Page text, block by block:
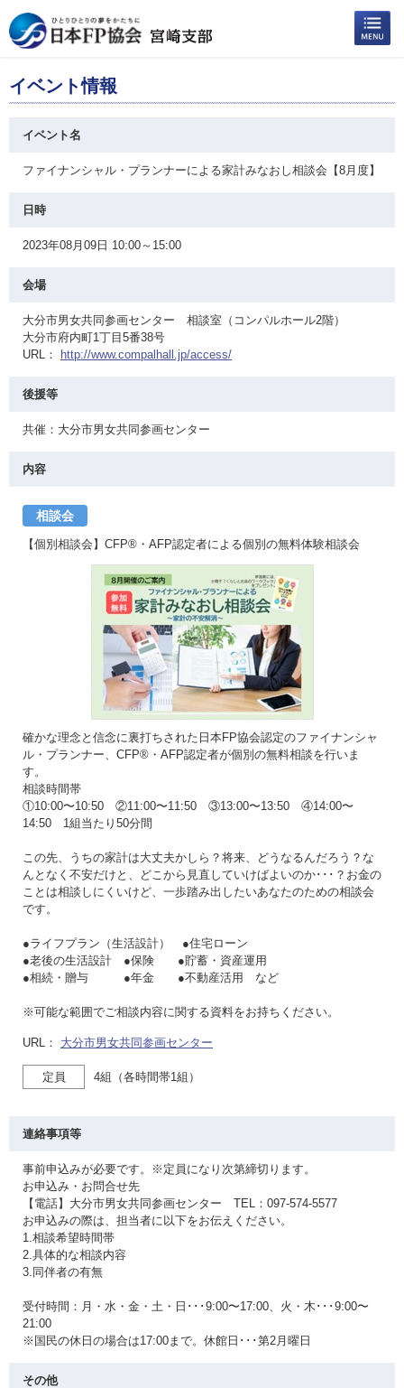
イベント情報
イベント名
ファイナンシャル・プランナーによる家計みなおし相談会【8月度】
日時
2023年08月09日 10:00～15:00
会場
大分市男女共同参画センター 相談室（コンパルホール2階）
大分市府内町1丁目5番38号
URL：
http://www.compalhall.jp/access/
後援等
共催：大分市男女共同参画センター
内容
相談会
【個別相談会】CFP®・AFP認定者による個別の無料体験相談会
確かな理念と信念に裏打ちされた日本FP協会認定のファイナンシャ
ル・プランナー、CFP®・AFP認定者が個別の無料相談を行いま
す。
相談時間帯
①10:00〜10:50 ②11:00〜11:50 ③13:00〜13:50 ④14:00〜
14:50 1組当たり50分間
この先、うちの家計は大丈夫かしら？将来、どうなるんだろう？な
んとなく不安だけと、どこから見直していけばよいのか･･･？お金の
ことは相談しにくいけど、一歩踏み出したいあなたのための相談会
です。
●ライフプラン（生活設計） ●住宅ローン
●老後の生活設計 ●保険 ●貯蓄・資産運用
●相続・贈与 ●年金 ●不動産活用 など
※可能な範囲でご相談内容に関する資料をお持ちください。
URL： 大分市男女共同参画センター
定員 4組（各時間帯1組）
連絡事項等
事前申込みが必要です。※定員になり次第締切ります。
お申込み・お問合せ先
【電話】大分市男女共同参画センター TEL：097-574-5577
お申込みの際は、担当者に以下をお伝えください。
1.相談希望時間帯
2.具体的な相談内容
3.同伴者の有無
受付時間：月・水・金・土・日･･･9:00〜17:00、火・木･･･9:00〜
21:00
※国民の休日の場合は17:00まで。休館日･･･第2月曜日
その他